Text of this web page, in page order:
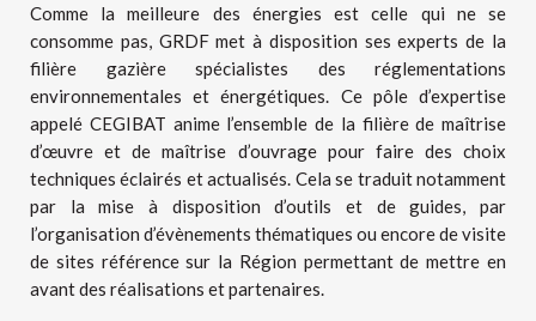
Comme la meilleure des énergies est celle qui ne se
consomme pas, GRDF met à disposition ses experts de la
filière gazière spécialistes des réglementations
environnementales et énergétiques. Ce pôle d’expertise
appelé CEGIBAT anime l’ensemble de la filière de maîtrise
d’œuvre et de maîtrise d’ouvrage pour faire des choix
techniques éclairés et actualisés. Cela se traduit notamment
par la mise à disposition d’outils et de guides, par
l’organisation d’évènements thématiques ou encore de visite
de sites référence sur la Région permettant de mettre en
avant des réalisations et partenaires.